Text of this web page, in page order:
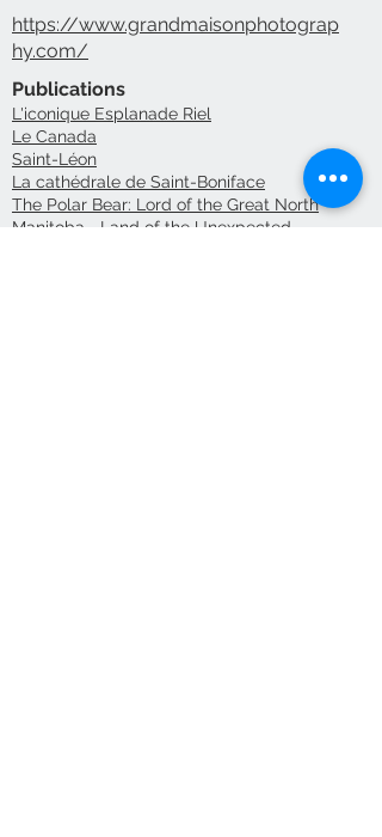
https://www.grandmaisonphotograp
hy.com/
Publications
L'iconique Esplanade Riel
Le Canada
Saint-Léon
La cathédrale de Saint-Boniface
The Polar Bear: Lord of the Great North
Manitoba—Land of the Unexpected